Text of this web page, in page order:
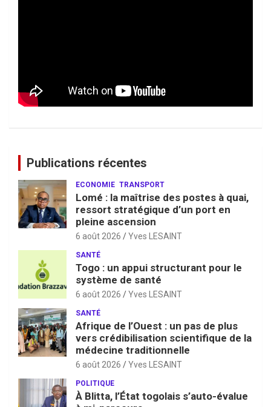
Publications récentes
ECONOMIE TRANSPORT
Lomé : la maîtrise des postes à quai,
ressort stratégique d’un port en
pleine ascension
6 août 2026 Yves LESAINT
SANTÉ
Togo : un appui structurant pour le
système de santé
6 août 2026 Yves LESAINT
SANTÉ
Afrique de l’Ouest : un pas de plus
vers crédibilisation scientifique de la
médecine traditionnelle
6 août 2026 Yves LESAINT
POLITIQUE
À Blitta, l’État togolais s’auto-évalue